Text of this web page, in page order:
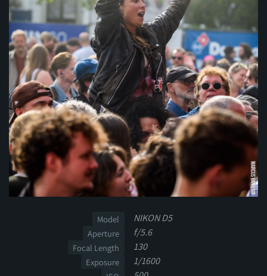
Model NIKON D5
Aperture f/5.6
Focal Length 130
Exposure 1/1600